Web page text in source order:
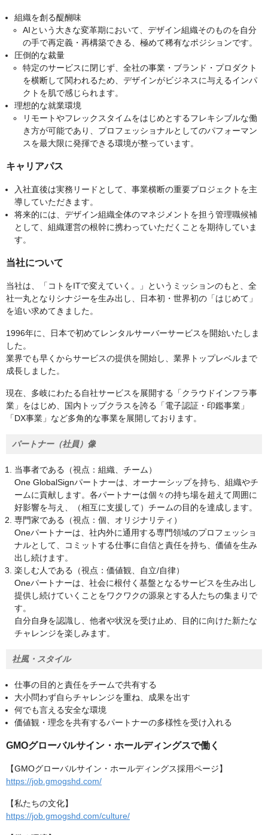
組織を創る醍醐味
AIという大きな変革期において、デザイン組織そのものを自分
の手で再定義・再構築できる、極めて稀有なポジションです。
圧倒的な裁量
特定のサービスに閉じず、全社の事業・ブランド・プロダクト
を横断して関われるため、デザインがビジネスに与えるインパ
クトを肌で感じられます。
理想的な就業環境
リモートやフレックスタイムをはじめとするフレキシブルな働
き方が可能であり、プロフェッショナルとしてのパフォーマン
スを最大限に発揮できる環境が整っています。
キャリアパス
入社直後は実務リードとして、事業横断の重要プロジェクトを主
導していただきます。
将来的には、デザイン組織全体のマネジメントを担う管理職候補
として、組織運営の根幹に携わっていただくことを期待していま
す。
当社について
当社は、「コトをITで変えていく。」というミッションのもと、全
社一丸となりシナジーを生み出し、日本初・世界初の「はじめて」
を追い求めてきました。
1996年に、日本で初めてレンタルサーバーサービスを開始いたしま
した。
業界でも早くからサービスの提供を開始し、業界トップレベルまで
成長しました。
現在、多岐にわたる自社サービスを展開する「クラウドインフラ事
業」をはじめ、国内トップクラスを誇る「電子認証・印鑑事業」
「DX事業」など多角的な事業を展開しております。
パートナー（社員）像
当事者である（視点：組織、チーム）
One GlobalSignパートナーは、オーナーシップを持ち、組織やチ
ームに貢献します。各パートナーは個々の持ち場を超えて周囲に
好影響を与え、（相互に支援して）チームの目的を達成します。
専門家である（視点：個、オリジナリティ）
Oneパートナーは、社内外に通用する専門領域のプロフェッショ
ナルとして、コミットする仕事に自信と責任を持ち、価値を生み
出し続けます。
楽しむ人である（視点：価値観、自立/自律）
Oneパートナーは、社会に根付く基盤となるサービスを生み出し
提供し続けていくことをワクワクの源泉とする人たちの集まりで
す。
自分自身を認識し、他者や状況を受け止め、目的に向けた新たな
チャレンジを楽しみます。
社風・スタイル
仕事の目的と責任をチームで共有する
大小問わず自らチャレンジを重ね、成果を出す
何でも言える安全な環境
価値観・理念を共有するパートナーの多様性を受け入れる
GMOグローバルサイン・ホールディングスで働く
【GMOグローバルサイン・ホールディングス採用ページ】
https://job.gmogshd.com/
【私たちの文化】
https://job.gmogshd.com/culture/